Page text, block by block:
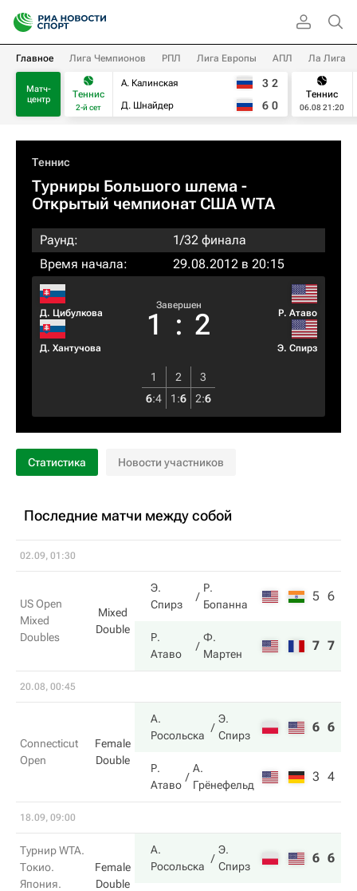
Главное Лига Чемпионов РПЛ Лига Европы АПЛ Ла Лига
Матч-
центр
Теннис
2-й сет
А. Калинская
Д. Шнайдер
3 2
6 0
Теннис
06.08 21:20
Теннис
Турниры Большого шлема -
Открытый чемпионат США WTA
Раунд:
1/32 финала
Время начала:
29.08.2012 в 20:15
Д. Цибулкова
Д. Хантучова
Завершен
1 : 2 Р. Атаво
Э. Спирз
1 2
3
6:4 1 :6 2:6
Статистика Новости участников
Последние матчи между собой
02.09, 01:30
US Open
Mixed
Doubles
Mixed
Double
Э.
Спирз
Р.
Бопанна
5 6
Р.
Атаво
Ф.
Мартен
7 7
20.08, 00:45
Connecticut
Open
Female
Double
А.
Росольска
Э.
Спирз
6 6
Р.
Атаво
А.
Грёнефельд
3 4
18.09, 09:00
Турнир WTA.
Токио.
Япония.
Female
Double
А.
Росольска
Э.
Спирз
6 6